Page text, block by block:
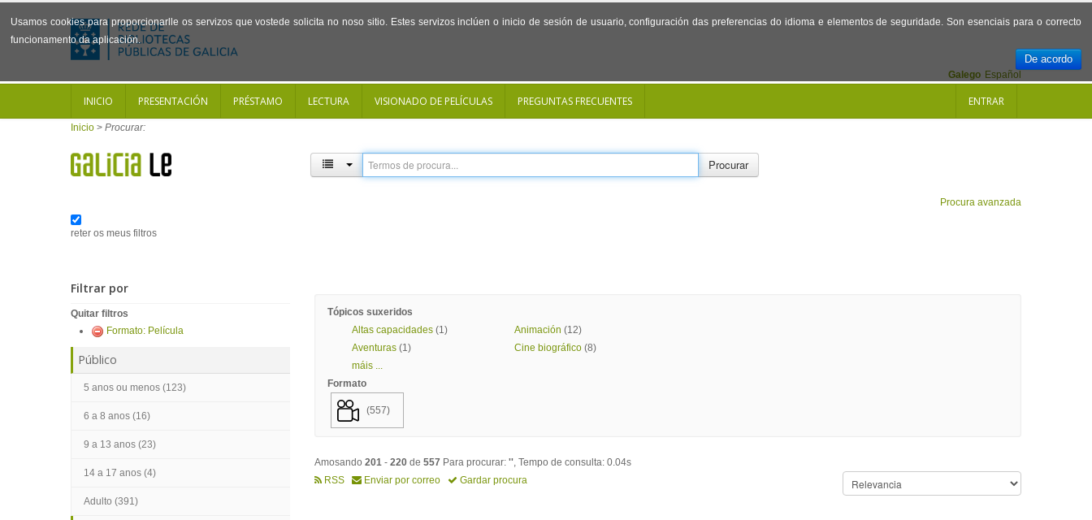
Usamos cookies para proporcionarlle os servizos que vostede solicita no noso sitio. Estes servizos inclúen o inicio de sesión de usuario, configuración das preferencias do idioma e elementos de seguridade. Son esenciais para o correcto
funcionamento da aplicación.
De acordo
Español
Galego
INICIO PRESENTACIÓN PRÉSTAMO LECTURA VISIONADO DE PELÍCULAS PREGUNTAS FRECUENTES ENTRAR
Inicio > Procurar:
Procurar
Procura avanzada
reter os meus filtros
Filtrar por
Quitar filtros
Formato: Película
Público
5 anos ou menos (123)
6 a 8 anos (16)
9 a 13 anos (23)
14 a 17 anos (4)
Adulto (391)
Tópicos suxeridos
Altas capacidades (1) Animación (12)
Aventuras (1) Cine biográfico (8)
máis ...
Formato
(557)
Amosando 201 - 220 de 557 Para procurar: '', Tempo de consulta: 0.04s
RSS
Enviar por correo Gardar procura